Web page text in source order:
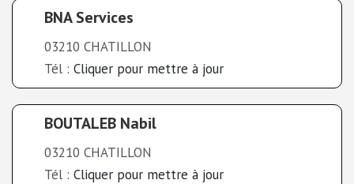
BNA Services
03210 CHATILLON
Tél : Cliquer pour mettre à jour
BOUTALEB Nabil
03210 CHATILLON
Tél : Cliquer pour mettre à jour